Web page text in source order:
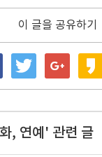
이 글을 공유하기
, 연예' 관련 글